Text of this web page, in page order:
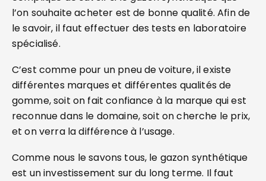
l’on souhaite acheter est de bonne qualité. Afin de
le savoir, il faut effectuer des tests en laboratoire
spécialisé.
C’est comme pour un pneu de voiture, il existe
différentes marques et différentes qualités de
gomme, soit on fait confiance à la marque qui est
reconnue dans le domaine, soit on cherche le prix,
et on verra la différence à l’usage.
Comme nous le savons tous, le gazon synthétique
est un investissement sur du long terme. Il faut